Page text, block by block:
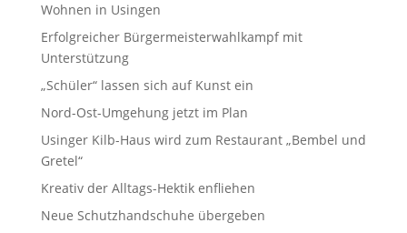
Wohnen in Usingen
Erfolgreicher Bürgermeisterwahlkampf mit
Unterstützung
„Schüler“ lassen sich auf Kunst ein
Nord-Ost-Umgehung jetzt im Plan
Usinger Kilb-Haus wird zum Restaurant „Bembel und
Gretel“
Kreativ der Alltags-Hektik enfliehen
Neue Schutzhandschuhe übergeben